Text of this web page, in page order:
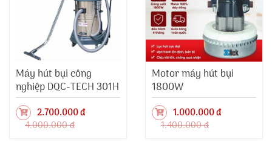
Máy hút bụi công
nghiệp DQC-TECH 301H
2.700.000 đ
4.000.000 đ
Motor máy hút bụi
1800W
1.000.000 đ
1.400.000 đ